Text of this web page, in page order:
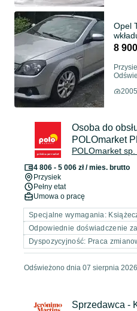
Opel
8
Osoba do
POLOmarket
POLOmarket sp.
4 806 - 5 006 zł / mies. brutto
Przysiek
Pełny etat
Umowa o pracę
Specjalne wymagania:
Odpowiednie doświadczenie
Dyspozycyjność: Praca
Odświeżono dnia 07 sierpnia 2026
Sprzedawca -